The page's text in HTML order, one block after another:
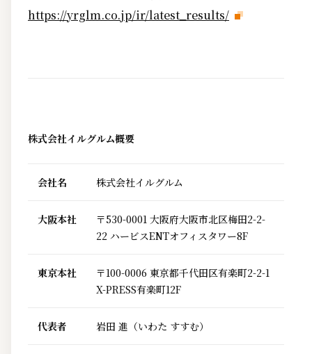
https://yrglm.co.jp/ir/latest_results/
株式会社イルグルム概要
会社名 株式会社イルグルム
大阪本社
〒530-0001 大阪府大阪市北区梅田2-2-
22 ハービスENTオフィスタワー8F
東京本社
〒100-0006 東京都千代田区有楽町2-2-1
X-PRESS有楽町12F
代表者 岩田 進（いわた すすむ）